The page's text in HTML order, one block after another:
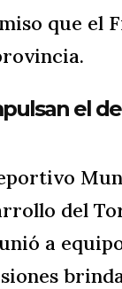
que el
el
del
a